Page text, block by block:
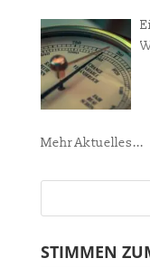
Mehr Aktuelles...
STIMMEN